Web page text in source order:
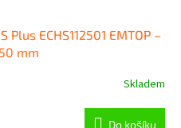
ECHS112501 EMTOP –
mm
Skladem
Do košíku